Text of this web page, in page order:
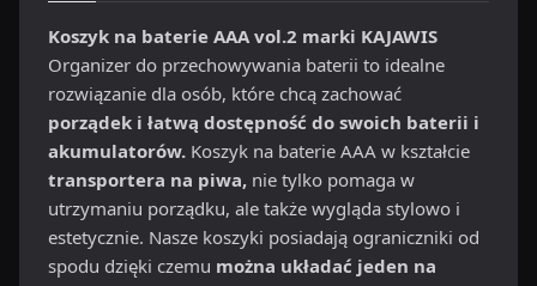
Koszyk na baterie AAA vol.2 marki KAJAWIS
Organizer do przechowywania baterii to idealne
rozwiązanie dla osób, które chcą zachować
porządek i łatwą dostępność do swoich baterii i
akumulatorów. Koszyk na baterie AAA w kształcie
transportera na piwa, nie tylko pomaga w
utrzymaniu porządku, ale także wygląda stylowo i
estetycznie. Nasze koszyki posiadają ograniczniki od
spodu dzięki czemu można układać jeden na